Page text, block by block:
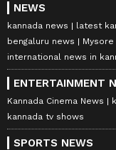
NEWS
kannada news latest
bengaluru news
international news in
ENTERTAINMENT
Kannada Cinema News
kannada tv shows
SPORTS NEWS